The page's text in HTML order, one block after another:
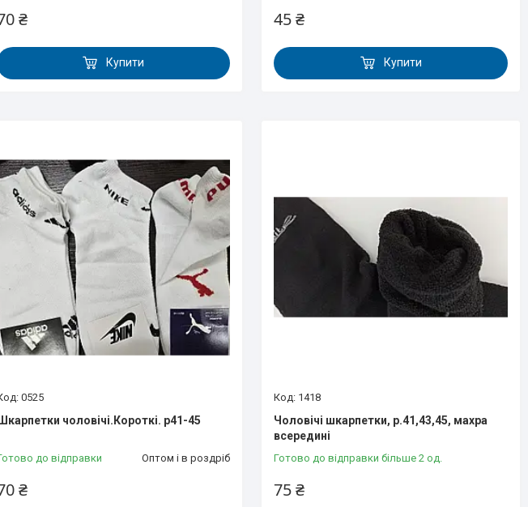
₴
Купити
45 ₴
Купити
0525
Шкарпетки чоловічі.Короткі. р41-45
до відправки Оптом і в роздріб
₴
1418
Чоловічі шкарпетки, р.41,43,45, махра
всередині
Готово до відправки більше 2 од.
75 ₴